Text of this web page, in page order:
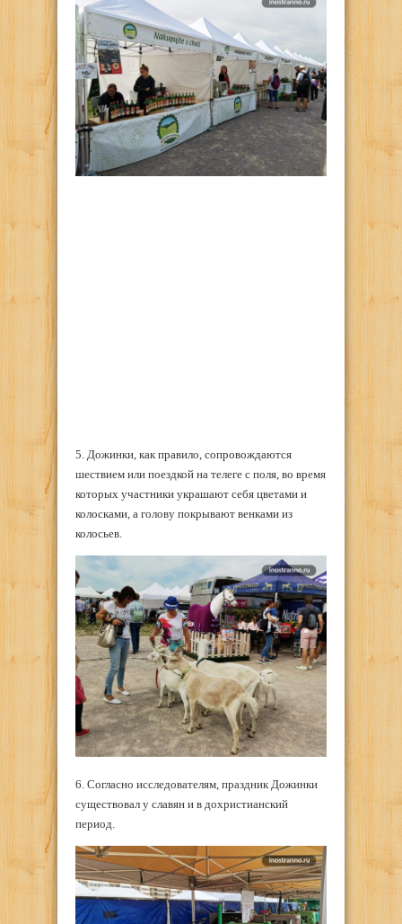
5. Дожинки, как правило, сопровождаются
шествием или поездкой на телеге с поля, во время
которых участники украшают себя цветами и
колосками, а голову покрывают венками из
колосьев.
6. Согласно исследователям, праздник Дожинки
существовал у славян и в дохристианский
период.